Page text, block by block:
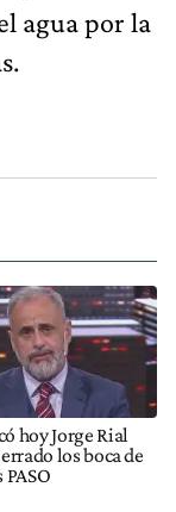
agua por la
hoy Jorge Rial
los boca de